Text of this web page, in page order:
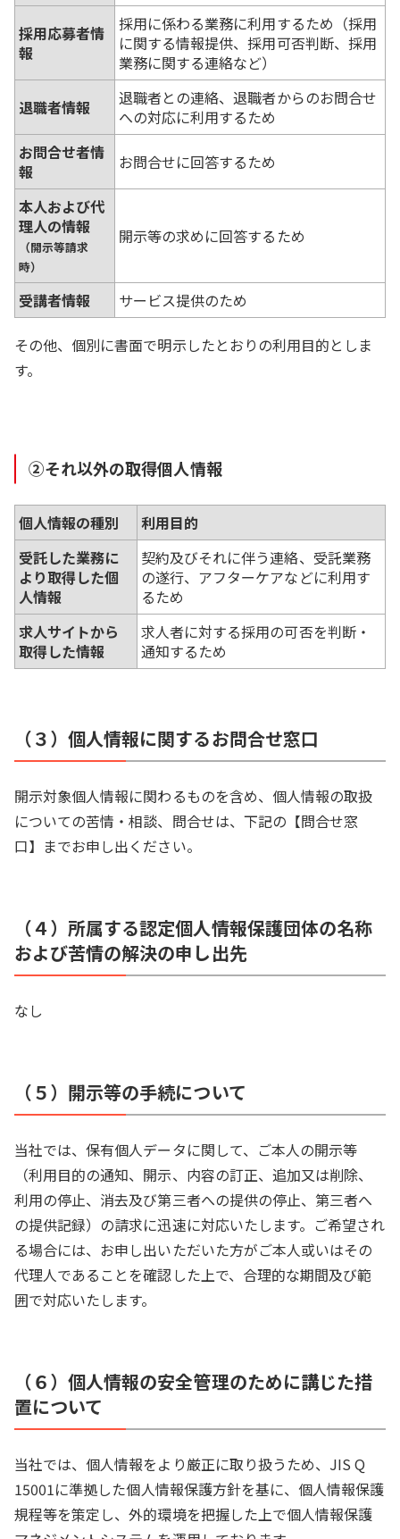
採用応募者情
報
採用に係わる業務に利用するため（採用
に関する情報提供、採用可否判断、採用
業務に関する連絡など）
退職者情報
退職者との連絡、退職者からのお問合せ
への対応に利用するため
お問合せ者情
報
お問合せに回答するため
本人および代
理人の情報
（開示等請求
時）
開示等の求めに回答するため
受講者情報 サービス提供のため
その他、個別に書面で明示したとおりの利用目的としま
す。
②それ以外の取得個人情報
個人情報の種別
利用目的
受託した業務に
より取得した個
人情報
契約及びそれに伴う連絡、受託業務
の遂行、アフターケアなどに利用す
るため
求人サイトから
取得した情報
求人者に対する採用の可否を判断・
通知するため
（３）個人情報に関するお問合せ窓口
開示対象個人情報に関わるものを含め、個人情報の取扱
についての苦情・相談、問合せは、下記の【問合せ窓
口】までお申し出ください。
（４）所属する認定個人情報保護団体の名称
および苦情の解決の申し出先
なし
（５）開示等の手続について
当社では、保有個人データに関して、ご本人の開示等
（利用目的の通知、開示、内容の訂正、追加又は削除、
利用の停止、消去及び第三者への提供の停止、第三者へ
の提供記録）の請求に迅速に対応いたします。ご希望され
る場合には、お申し出いただいた方がご本人或いはその
代理人であることを確認した上で、合理的な期間及び範
囲で対応いたします。
（６）個人情報の安全管理のために講じた措
置について
当社では、個人情報をより厳正に取り扱うため、JIS Q
15001に準拠した個人情報保護方針を基に、個人情報保護
規程等を策定し、外的環境を把握した上で個人情報保護